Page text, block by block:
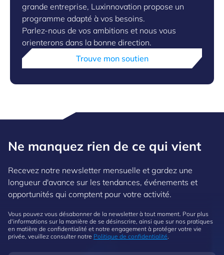
grande entreprise, Luxinnovation propose un
programme adapté à vos besoins.
Parlez-nous de vos ambitions et nous vous
orienterons dans la bonne direction.
Trouve mon soutien
Ne manquez rien de ce qui vient
Recevez notre newsletter mensuelle et gardez une
longueur d'avance sur les tendances, événements et
opportunités qui comptent pour votre activité.
Vous pouvez vous désabonner de la newsletter à tout moment. Pour plus
d'informations sur la manière de se désinscrire, ainsi que sur nos pratiques
en matière de confidentialité et notre engagement à protéger votre vie
privée, veuillez consulter notre Politique de confidentialité.